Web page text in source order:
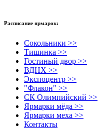
Расписание ярмарок:
Сокольники >>
Тишинка >>
Гостиный двор >>
ВДНХ >>
Экспоцентр >>
"Флакон" >>
СК Олимпийский >>
Ярмарки мёда >>
Ярмарки меха >>
Контакты